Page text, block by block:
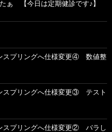
ぁ 【今日は定期健診です♪】
スプリングへ仕様変更④ 数値整
スプリングへ仕様変更③ テスト
スプリングへ仕様変更② バラし